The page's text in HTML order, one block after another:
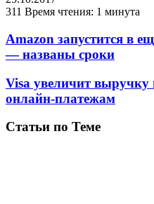
311 Время чтения: 1 минута
Amazon запустится в
— названы сроки
Visa увеличит выручку
онлайн-платежам
Статьи по Теме